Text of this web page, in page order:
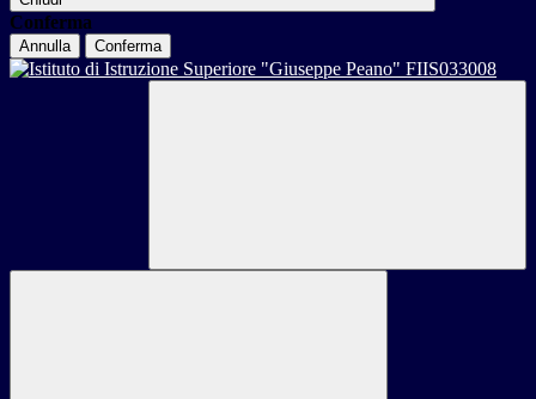
Conferma
Annulla Conferma